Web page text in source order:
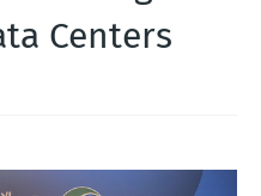
Centers